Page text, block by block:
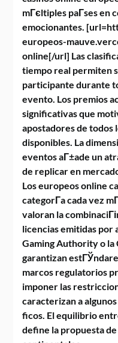
mГєltiples paГ­ses en
emocionantes.
europeos-
online[/url] Las
tiempo real permiten
participante durante
evento. Los premios
significativas que
apostadores de todos
disponibles. La
eventos aГ±ade un
de replicar en
Los europeos online
categorГ­a cada vez
valoran la
licencias emitidas por
Gaming Authority o la
garantizan
marcos regulatorios
imponer las
caracterizan a
ficos. El equilibrio
define la propuesta